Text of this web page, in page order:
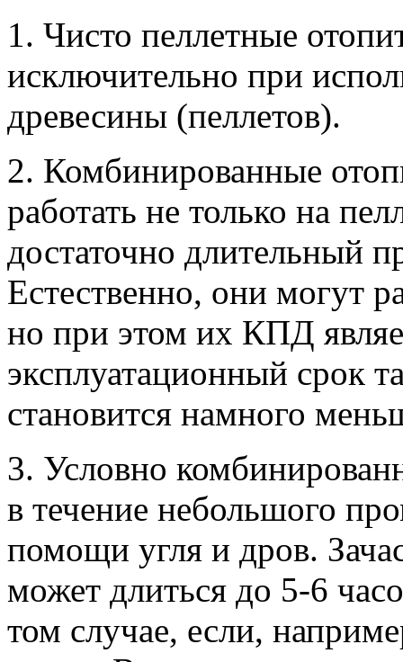
1. Чисто пеллетные
исключительно при
древесины (пеллетов).
2. Комбинированные
работать не только на
достаточно длительный
Естественно, они могут
но при этом их КПД
эксплуатационный срок
становится намного
3. Условно
в течение небольшого
помощи угля и дров.
может длиться до 5-6
том случае, если,